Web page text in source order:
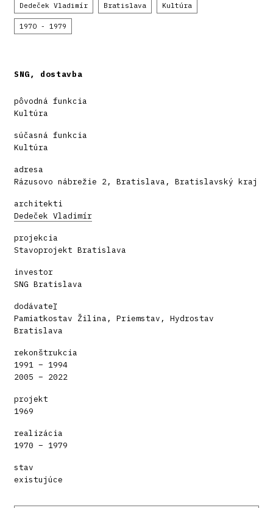
Dedeček Vladimír Bratislava Kultúra
1970 - 1979
SNG, dostavba
pôvodná funkcia
Kultúra
súčasná funkcia
Kultúra
adresa
Rázusovo nábrežie 2, Bratislava, Bratislavský kraj
architekti
Dedeček Vladimír
projekcia
Stavoprojekt Bratislava
investor
SNG Bratislava
dodávateľ
Pamiatkostav Žilina, Priemstav, Hydrostav
Bratislava
rekonštrukcia
1991 – 1994
2005 – 2022
projekt
1969
realizácia
1970 – 1979
stav
existujúce